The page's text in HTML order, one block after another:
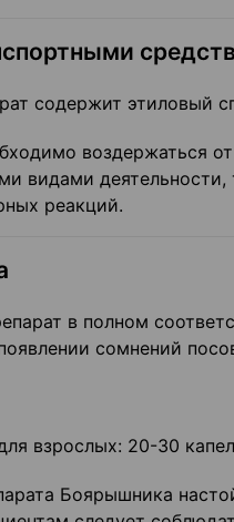
содержит этиловый
воздержаться
видами
реакций.
в полном
сомнений
взрослых: 20-30
Боярышника